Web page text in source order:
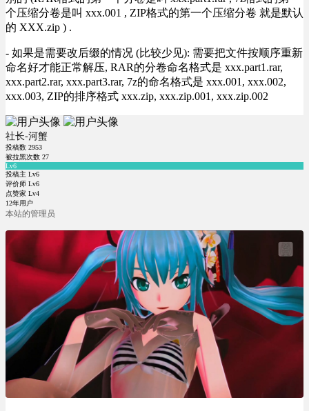
个压缩分卷是叫 xxx.001 , ZIP格式的第一个压缩分卷 就是默认
的 XXX.zip ) .
- 如果是需要改后缀的情况 (比较少见): 需要把文件按顺序重新
命名好才能正常解压, RAR的分卷命名格式是 xxx.part1.rar,
xxx.part2.rar, xxx.part3.rar, 7z的命名格式是 xxx.001, xxx.002,
xxx.003, ZIP的排序格式 xxx.zip, xxx.zip.001, xxx.zip.002
社长-河蟹
投稿数 2953
被拉黑次数 27
Lv6
投稿主 Lv6
评价师 Lv6
点赞家 Lv4
12年用户
本站的管理员